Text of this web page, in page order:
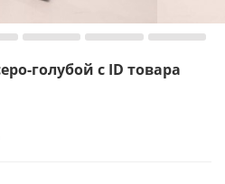
голубой с ID товара